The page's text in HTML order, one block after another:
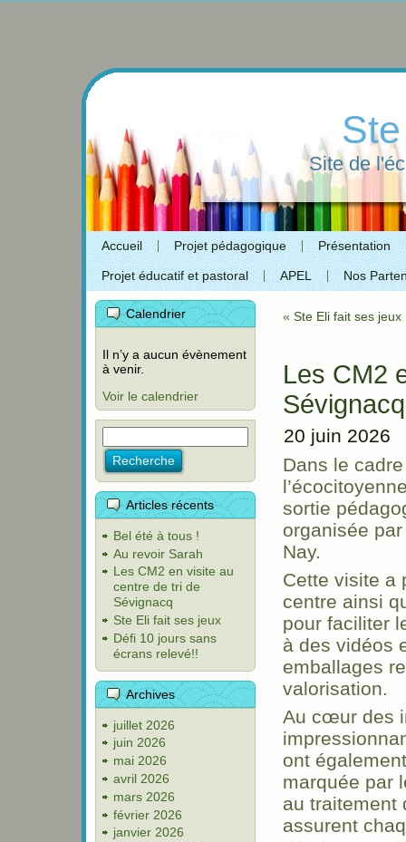
Site de
Accueil Projet pédagogique Présentation
Projet éducatif et pastoral APEL Nos
Calendrier
Il n’y a aucun évènement
à venir.
Voir le calendrier
Articles récents
Bel été à tous !
Au revoir Sarah
Les CM2 en visite au
centre de tri de
Sévignacq
Ste Eli fait ses jeux
Défi 10 jours sans
écrans relevé!!
Archives
juillet 2026
juin 2026
mai 2026
avril 2026
mars 2026
février 2026
janvier 2026
« Ste Eli fait ses jeux
Les CM2
Sévignacq
20 juin 2026
Dans le
sortie
organisée
Nay.
Cette visite a
centre ainsi
pour faciliter
à des vidéos
emballages
valorisation.
Au cœur des
ont
marquée par
au traitement
assurent